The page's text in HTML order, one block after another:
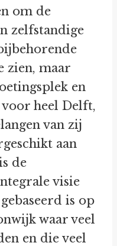
om de
zelfstandige
zien, maar
en
heel Delft,
van zij
aan
de
visie
is op
waar veel
en die veel